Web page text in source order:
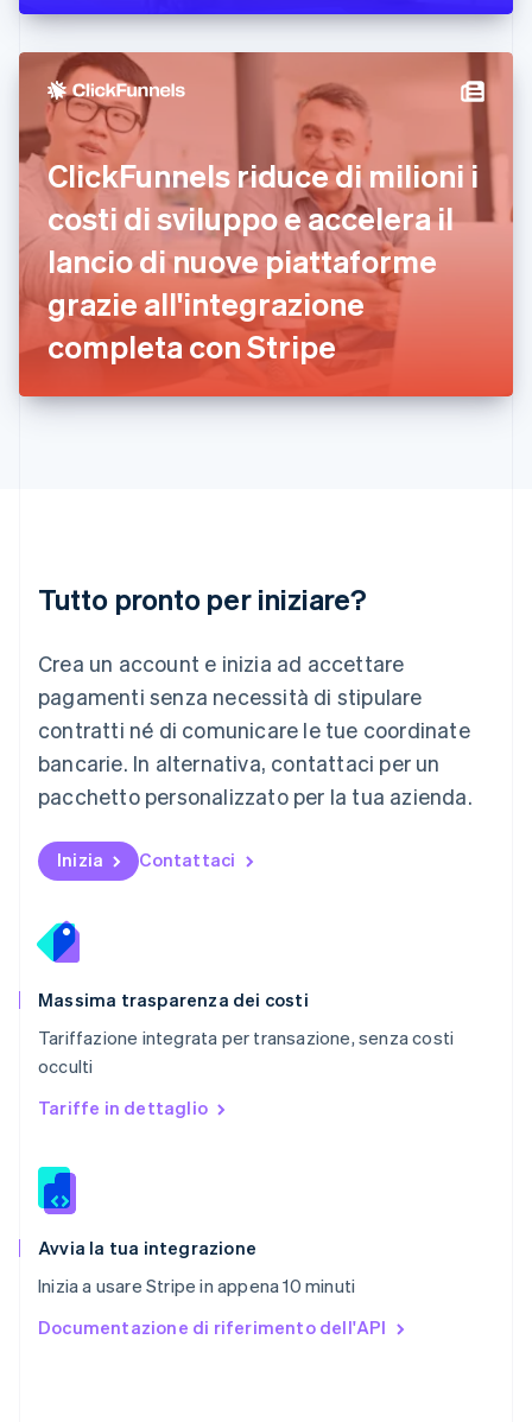
ClickFunnels riduce di milioni i
costi di sviluppo e accelera il
lancio di nuove piattaforme
grazie all'integrazione
completa con Stripe
Tutto pronto per iniziare?
Crea un account e inizia ad accettare
pagamenti senza necessità di stipulare
contratti né di comunicare le tue coordinate
bancarie. In alternativa, contattaci per un
pacchetto personalizzato per la tua azienda.
Inizia Contattaci
Massima trasparenza dei costi
Tariffazione integrata per transazione, senza costi
occulti
Tariffe in dettaglio
Avvia la tua integrazione
Inizia a usare Stripe in appena 10 minuti
Documentazione di riferimento dell'API
Germania
Giappone
日本語English
Gibilterra
English
Grecia
English
India
English
Irlanda
English
Italia
Italiano English
Lettonia
English
Liechtenstein
Malta
English
EspañolEnglish
Norvegia
English
Nuova Zelanda
English
NederlandsEnglish
English
Portogallo
RAS di Hong Kong, Cina
English
English
English
Romania
English
Slovacchia
Slovenia
English Italiano
EspañolEnglish
English Español 简体中文